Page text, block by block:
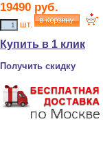
19490 руб.
шт.
Купить в 1 клик
Получить скидку